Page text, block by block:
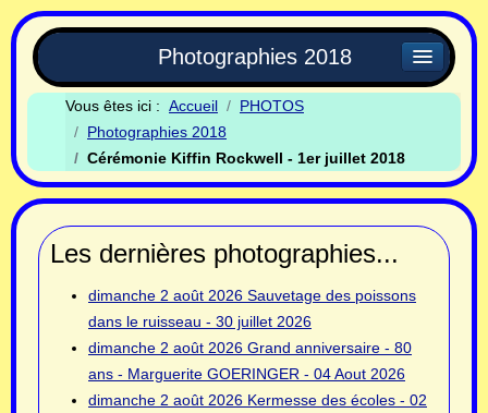
Photographies 2018
Vous êtes ici : Accueil
PHOTOS
Photographies 2018
Cérémonie Kiffin Rockwell - 1er juillet 2018
Les dernières photographies...
dimanche 2 août 2026 Sauvetage des poissons
dans le ruisseau - 30 juillet 2026
dimanche 2 août 2026 Grand anniversaire - 80
ans - Marguerite GOERINGER - 04 Aout 2026
dimanche 2 août 2026 Kermesse des écoles - 02